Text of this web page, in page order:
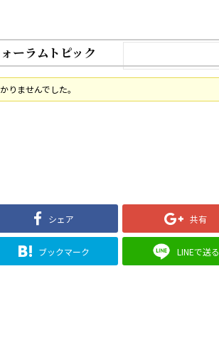
ーラムトピック
りませんでした。
シェア 共有
ブックマーク LINEで送る